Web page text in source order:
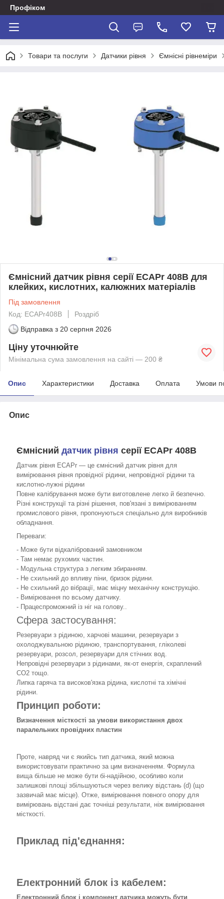
Профіком
Товари та послуги Датчики рівня Ємнісні рівнеміри
Ємнісний датчик рівня серії ECAPr 408B для
клейких, кислотних, калюжних матеріалів
Під замовлення
Код: ECAPr408B
Роздріб
Відправка з 20 серпня 2026
Ціну уточнюйте
Мінімальна сума замовлення на сайті — 200 ₴
Опис Характеристики Доставка Оплата Умови
Опис
Ємнісний датчик рівня серії ECAPr 408B
Датчик рівня ECAPr — це ємнісний датчик рівня для
вимірювання рівня провідної рідини, непровідної рідини та
кислотно-лужні рідини
Повне калібрування може бути виготовлене легко й безпечно.
Різні конструкції та різні рішення, пов'язані з вимірюванням
промислового рівня, пропонуються спеціально для виробників
обладнання.
Переваги:
- Може бути відкалібрований замовником
- Там немає рухомих частин.
- Модульна структура з легким збиранням.
- Не схильний до впливу піни, бризок рідини.
- Не схильний до вібрації, має міцну механічну конструкцію.
- Вимірювання по всьому датчику.
- Працеспроможний із ніг на голову..
Сфера застосування:
Резервуари з рідиною, харчові машини, резервуари з
охолоджувальною рідиною, транспортування, гліколеві
резервуари, розсол, резервуари для стічних вод.
Непровідні резервуари з рідинами, як-от енергія, скраплений
CO2 тощо.
Липка гаряча та високов'язка рідина, кислотні та хімічні
рідини.
Принцип роботи:
Визначення місткості за умови використання двох
паралельних провідних пластин
Проте, навряд чи є якийсь тип датчика, який можна
використовувати практично за цим визначенням. Формула
вища більше не може бути бі-надійною, особливо коли
залишкові площі збільшуються через велику відстань (d) (що
зазвичай має місце). Отже, вимірювання повного опору для
вимірювань відстані дає точніші результати, ніж вимірювання
місткості.
Приклад під'єднання:
Електронний блок із кабелем:
Електронний блок і компонент датчика можуть бути